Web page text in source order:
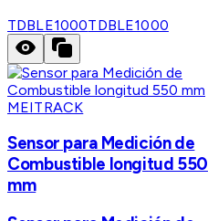
TDBLE1000TDBLE1000
MEITRACK
Sensor para Medición de
Combustible longitud 550
mm